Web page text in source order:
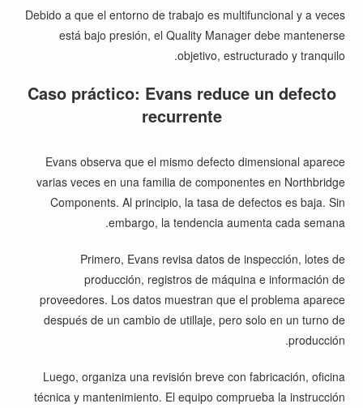
Debido a que el entorno de trabajo es multifuncional y a veces
está bajo presión, el Quality Manager debe mantenerse
objetivo, estructurado y tranquilo.
Caso práctico: Evans reduce un defecto
recurrente
Evans observa que el mismo defecto dimensional aparece
varias veces en una familia de componentes en Northbridge
Components. Al principio, la tasa de defectos es baja. Sin
embargo, la tendencia aumenta cada semana.
Primero, Evans revisa datos de inspección, lotes de
producción, registros de máquina e información de
proveedores. Los datos muestran que el problema aparece
después de un cambio de utillaje, pero solo en un turno de
producción.
Luego, organiza una revisión breve con fabricación, oficina
técnica y mantenimiento. El equipo comprueba la instrucción